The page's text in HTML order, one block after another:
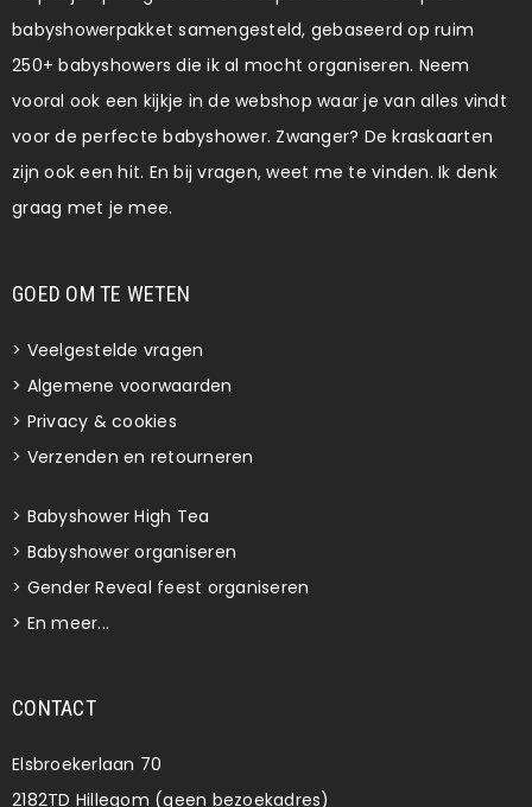
babyshowerpakket samengesteld, gebaseerd op ruim
250+ babyshowers die ik al mocht organiseren. Neem
vooral ook een kijkje in de webshop waar je van alles vindt
voor de perfecte babyshower. Zwanger? De kraskaarten
zijn ook een hit. En bij vragen, weet me te vinden. Ik denk
graag met je mee.
GOED OM TE WETEN
> Veelgestelde vragen
> Algemene voorwaarden
> Privacy & cookies
> Verzenden en retourneren
> Babyshower High Tea
> Babyshower organiseren
> Gender Reveal feest organiseren
> En meer...
CONTACT
Elsbroekerlaan 70
2182TD Hillegom (geen bezoekadres)